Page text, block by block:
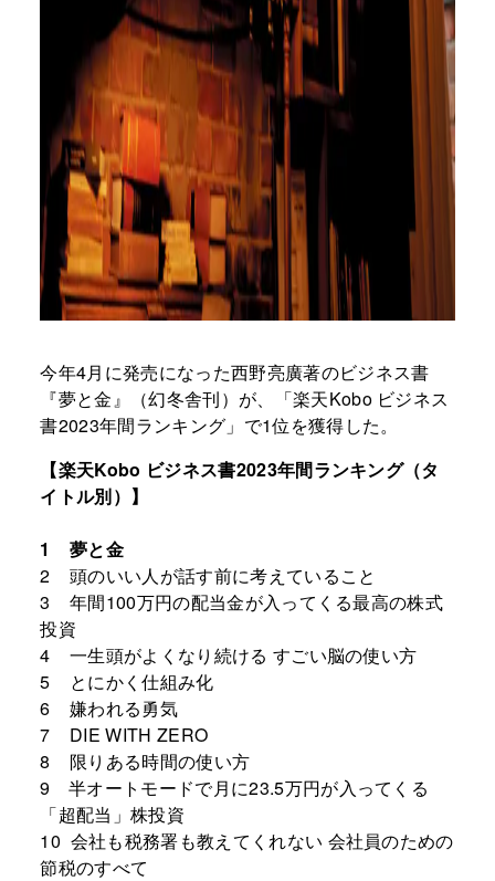
今年4月に発売になった西野亮廣著のビジネス書
『夢と金』（幻冬舎刊）が、「楽天Kobo ビジネス
書2023年間ランキング」で1位を獲得した。
【楽天Kobo ビジネス書2023年間ランキング（タ
イトル別）】
1 夢と金
2 頭のいい人が話す前に考えていること
3 年間100万円の配当金が入ってくる最高の株式
投資
4 一生頭がよくなり続ける すごい脳の使い方
5 とにかく仕組み化
6 嫌われる勇気
7 DIE WITH ZERO
8 限りある時間の使い方
9半オートモードで月に23.5万円が入ってくる
「超配当」株投資
10 会社も税務署も教えてくれない 会社員のための
節税のすべて